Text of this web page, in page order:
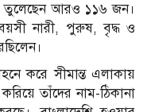
তুলেছেন আরও ১১৬ জন।
বয়সী নারী, পুরুষ, বৃদ্ধ ও
করে সীমান্ত এলাকায়
তাঁদের নাম-ঠিকানা